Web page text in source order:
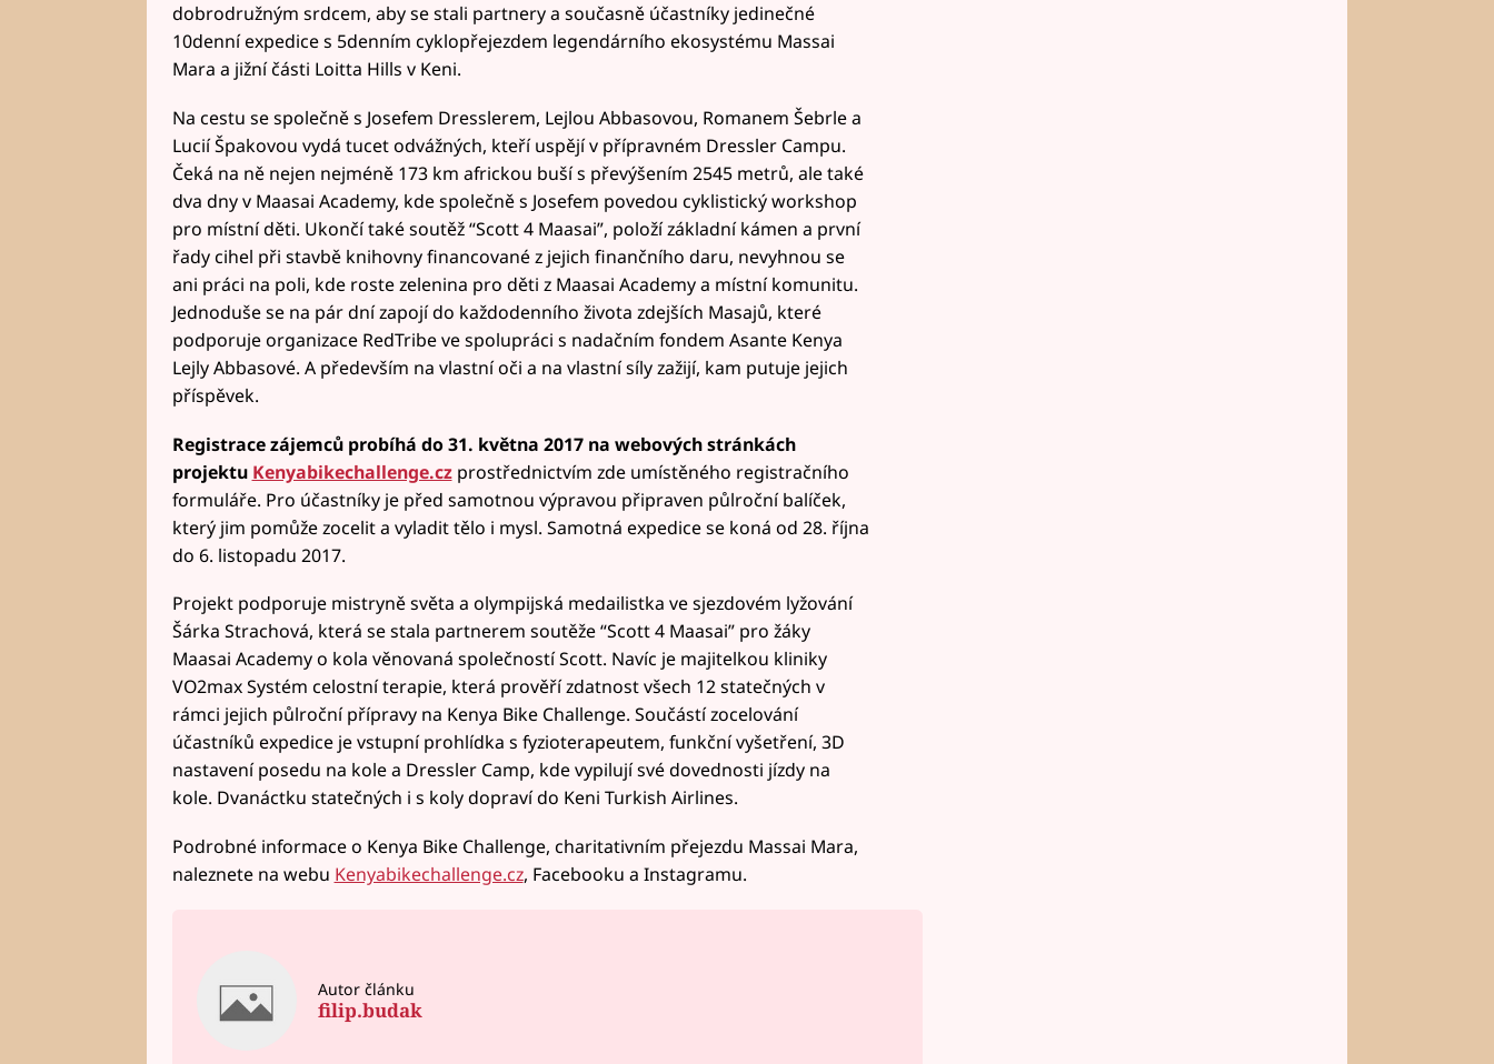
dobrodružným srdcem, aby se stali partnery a současně účastníky jedinečné
10denní expedice s 5denním cyklopřejezdem legendárního ekosystému Massai
Mara a jižní části Loitta Hills v Keni.
Na cestu se společně s Josefem Dresslerem, Lejlou Abbasovou, Romanem Šebrle a
Lucií Špakovou vydá tucet odvážných, kteří uspějí v přípravném Dressler Campu.
Čeká na ně nejen nejméně 173 km africkou buší s převýšením 2545 metrů, ale také
dva dny v Maasai Academy, kde společně s Josefem povedou cyklistický workshop
pro místní děti. Ukončí také soutěž “Scott 4 Maasai”, položí základní kámen a první
řady cihel při stavbě knihovny financované z jejich finančního daru, nevyhnou se
ani práci na poli, kde roste zelenina pro děti z Maasai Academy a místní komunitu.
Jednoduše se na pár dní zapojí do každodenního života zdejších Masajů, které
podporuje organizace RedTribe ve spolupráci s nadačním fondem Asante Kenya
Lejly Abbasové. A především na vlastní oči a na vlastní síly zažijí, kam putuje jejich
příspěvek.
Registrace zájemců probíhá do 31. května 2017 na webových stránkách
projektu Kenyabikechallenge.czprostřednictvím zde umístěného registračního
formuláře. Pro účastníky je před samotnou výpravou připraven půlroční balíček,
který jim pomůže zocelit a vyladit tělo i mysl. Samotná expedice se koná od 28. října
do 6. listopadu 2017.
Projekt podporuje mistryně světa a olympijská medailistka ve sjezdovém lyžování
Šárka Strachová, která se stala partnerem soutěže “Scott 4 Maasai” pro žáky
Maasai Academy o kola věnovaná společností Scott. Navíc je majitelkou kliniky
VO2max Systém celostní terapie, která prověří zdatnost všech 12 statečných v
rámci jejich půlroční přípravy na Kenya Bike Challenge. Součástí zocelování
účastníků expedice je vstupní prohlídka s fyzioterapeutem, funkční vyšetření, 3D
nastavení posedu na kole a Dressler Camp, kde vypilují své dovednosti jízdy na
kole. Dvanáctku statečných i s koly dopraví do Keni Turkish Airlines.
Podrobné informace o Kenya Bike Challenge, charitativním přejezdu Massai Mara,
naleznete na webu Kenyabikechallenge.cz, Facebooku a Instagramu.
Autor článku
filip.budak